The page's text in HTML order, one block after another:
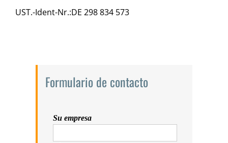
UST.-Ident-Nr.:DE 298 834 573
Formulario de contacto
Su empresa